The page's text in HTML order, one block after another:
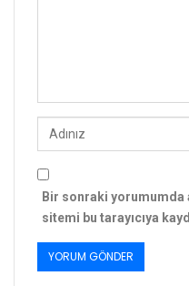
Bir sonraki yorumumda
sitemi bu tarayıcıya